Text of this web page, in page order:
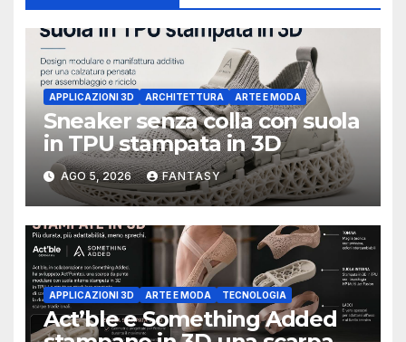
APPLICAZIONI 3D ARCHITETTURA ARTE E MODA
Sneaker senza colla con suola
in TPU stampata in 3D
AGO 5, 2026 FANTASY
APPLICAZIONI 3D ARTE E MODA TECNOLOGIA
Act’ble e Something Added